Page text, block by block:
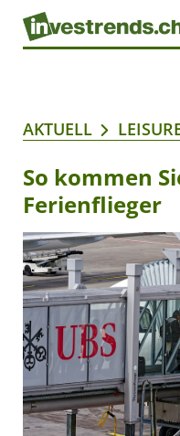
AKTUELL
So kommen
Ferienflieger